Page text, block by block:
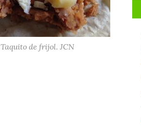
Taquito de frijol. JCN